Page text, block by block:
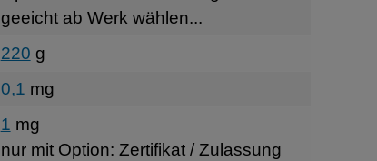
geeicht ab Werk wählen...
220 g
0,1 mg
1 mg
nur mit Option: Zertifikat / Zulassung